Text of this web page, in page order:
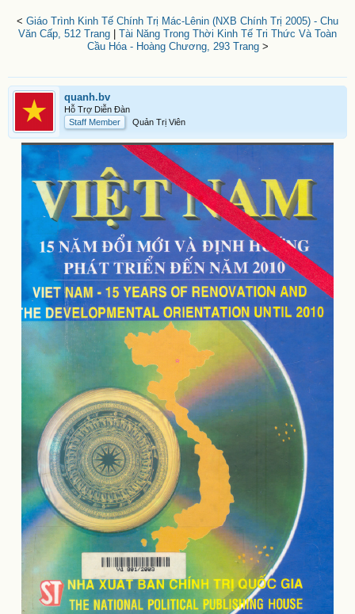
< Giáo Trình Kinh Tế Chính Trị Mác-Lênin (NXB Chính Trị 2005) - Chu
Văn Cấp, 512 Trang
Tài Năng Trong Thời Kinh Tế Tri Thức Và Toàn
Cầu Hóa - Hoàng Chương, 293 Trang>
quanh.bv
Hỗ Trợ Diễn Đàn
Staff Member
Quản Trị Viên